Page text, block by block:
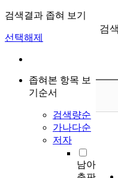
검색결과 좁혀 보기
선택해제
좁혀본 항목 보
기순서
검색량순
가나다순
저자
남아
검